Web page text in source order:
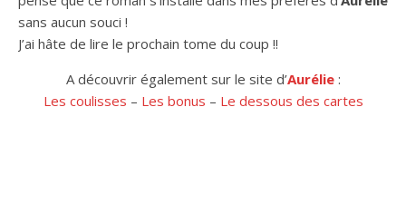
sans aucun souci !
J’ai hâte de lire le prochain tome du coup !!
A découvrir également sur le site d’Aurélie:
Les coulisses – Les bonus – Le dessous des cartes